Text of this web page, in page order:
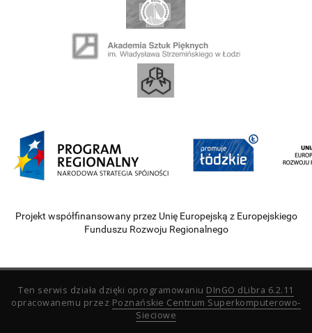
Projekt współfinansowany przez Unię Europejską z Europejskiego
Funduszu Rozwoju Regionalnego
Ten serwis działa dzięki oprogramowaniu DInGO dLibra 6.2.11
opracowanemu przez Poznańskie Centrum Superkomputerowo-
Sieciowe